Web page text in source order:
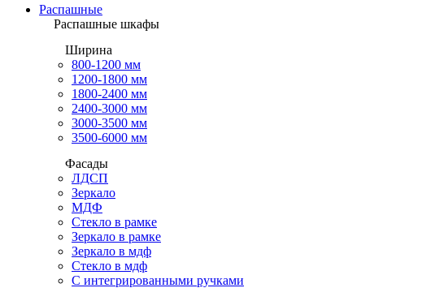
Распашные
Распашные шкафы
Ширина
800-1200 мм
1200-1800 мм
1800-2400 мм
2400-3000 мм
3000-3500 мм
3500-6000 мм
Фасады
ЛДСП
Зеркало
МДФ
Стекло в рамке
Зеркало в рамке
Зеркало в мдф
Стекло в мдф
С интегрированными ручками